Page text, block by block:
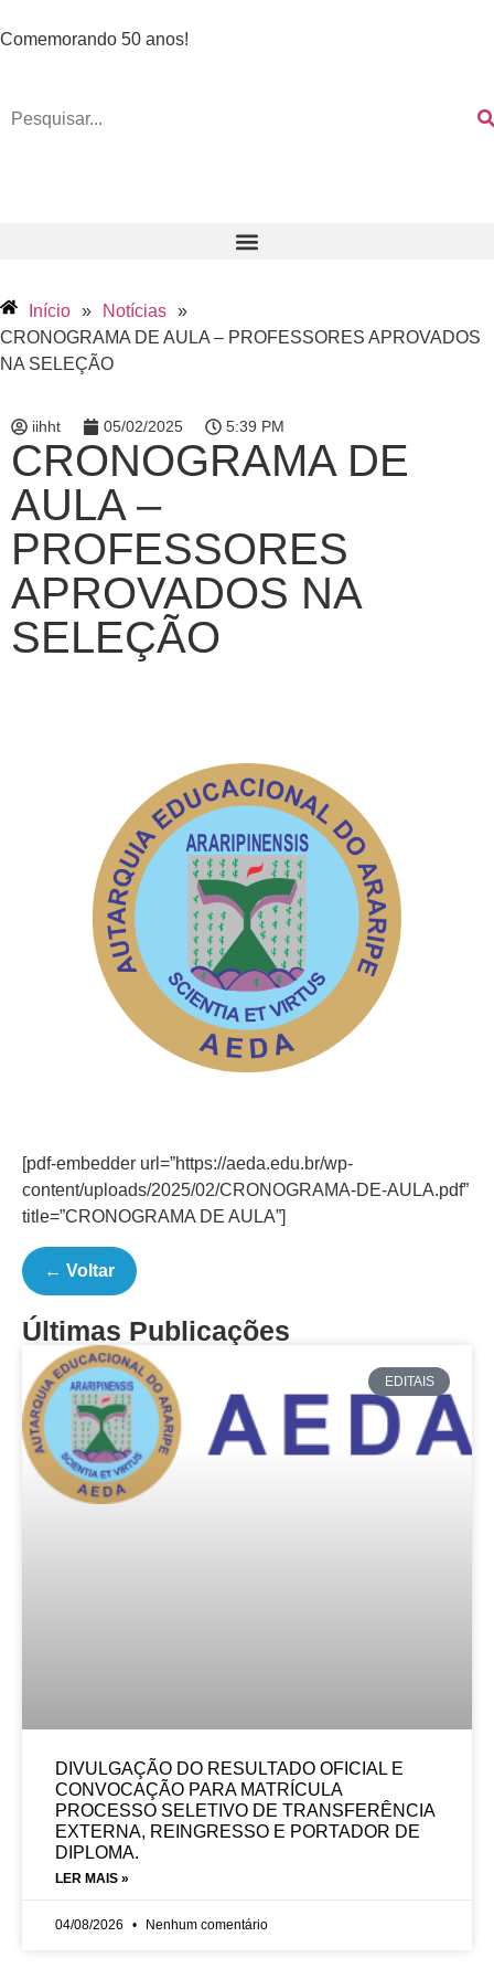
Comemorando 50 anos!
Início » Notícias »
CRONOGRAMA DE AULA – PROFESSORES APROVADOS
NA SELEÇÃO
iihht 05/02/2025 5:39 PM
CRONOGRAMA DE
AULA –
PROFESSORES
APROVADOS NA
SELEÇÃO
[pdf-embedder url=”https://aeda.edu.br/wp-
content/uploads/2025/02/CRONOGRAMA-DE-AULA.pdf”
title=”CRONOGRAMA DE AULA”]
← Voltar
Últimas Publicações
EDITAIS
DIVULGAÇÃO DO RESULTADO OFICIAL E
CONVOCAÇÃO PARA MATRÍCULA
PROCESSO SELETIVO DE TRANSFERÊNCIA
EXTERNA, REINGRESSO E PORTADOR DE
DIPLOMA.
LER MAIS »
04/08/2026 Nenhum comentário